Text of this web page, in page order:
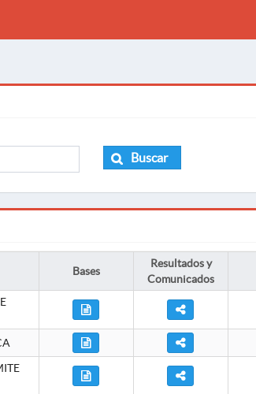
Buscar
Bases
Resultados y
Comunicados